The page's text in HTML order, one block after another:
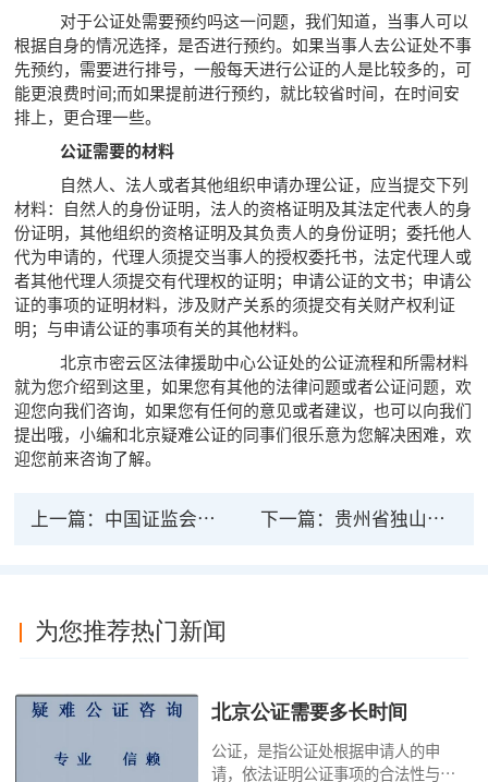
对于公证处需要预约吗这一问题，我们知道，当事人可以
根据自身的情况选择，是否进行预约。如果当事人去公证处不事
先预约，需要进行排号，一般每天进行公证的人是比较多的，可
能更浪费时间;而如果提前进行预约，就比较省时间，在时间安
排上，更合理一些。
公证需要的材料
自然人、法人或者其他组织申请办理公证，应当提交下列
材料：自然人的身份证明，法人的资格证明及其法定代表人的身
份证明，其他组织的资格证明及其负责人的身份证明；委托他人
代为申请的，代理人须提交当事人的授权委托书，法定代理人或
者其他代理人须提交有代理权的证明；申请公证的文书；申请公
证的事项的证明材料，涉及财产关系的须提交有关财产权利证
明；与申请公证的事项有关的其他材料。
北京市密云区法律援助中心公证处的公证流程和所需材料
就为您介绍到这里，如果您有其他的法律问题或者公证问题，欢
迎您向我们咨询，如果您有任何的意见或者建议，也可以向我们
提出哦，小编和北京疑难公证的同事们很乐意为您解决困难，欢
迎您前来咨询了解。
上一篇： 中国证监会境外法律文书公证认证须知 下一篇： 贵州省独山县法律援助中心公证处地址和电话
为您推荐热门新闻
北京公证需要多长时间
公证，是指公证处根据申请人的申
请，依法证明公证事项的合法性与真